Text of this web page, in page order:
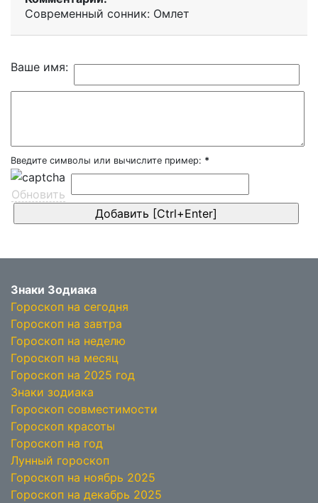
Современный сонник: Омлет
Ваше имя:
Введите символы или вычислите пример: *
Обновить
Знаки Зодиака
Гороскоп на сегодня
Гороскоп на завтра
Гороскоп на неделю
Гороскоп на месяц
Гороскоп на 2025 год
Знаки зодиака
Гороскоп совместимости
Гороскоп красоты
Гороскоп на год
Лунный гороскоп
Гороскоп на ноябрь 2025
Гороскоп на декабрь 2025